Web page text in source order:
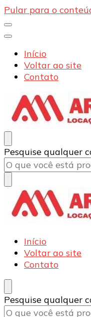
Pular para o
Início
Voltar ao site
Contato
Armecânica
Blog
Procurando
algo?
Pesquise qualquer
Armecânica
Blog
Início
Voltar ao site
Contato
Procurando
algo?
Pesquise qualquer